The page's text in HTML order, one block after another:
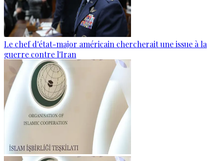
Le chef d'état-major américain chercherait une issue à la
guerre contre l'Iran